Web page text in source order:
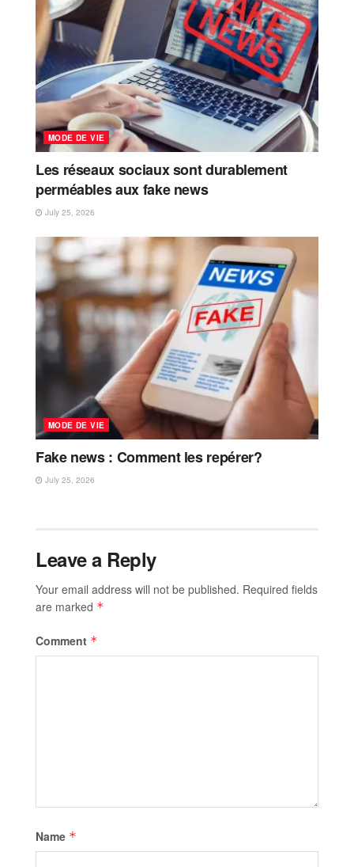
MODE DE VIE
Les réseaux sociaux sont durablement
perméables aux fake news
July 25, 2026
MODE DE VIE
Fake news : Comment les repérer?
July 25, 2026
Leave a Reply
Your email address will not be published. Required fields
are marked *
Comment *
Name *